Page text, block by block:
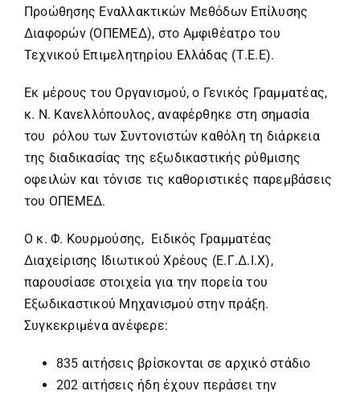
Προώθησης Εναλλακτικών Μεθόδων Επίλυσης
Διαφορών (ΟΠΕΜΕΔ), στο Αμφιθέατρο του
Τεχνικού Επιμελητηρίου Ελλάδας (Τ.Ε.Ε).
Εκ μέρους του Οργανισμού, ο Γενικός Γραμματέας,
κ. Ν. Κανελλόπουλος, αναφέρθηκε στη σημασία
του ρόλου των Συντονιστών καθόλη τη διάρκεια
της διαδικασίας της εξωδικαστικής ρύθμισης
οφειλών και τόνισε τις καθοριστικές παρεμβάσεις
του ΟΠΕΜΕΔ.
Ο κ. Φ. Κουρμούσης, Ειδικός Γραμματέας
Διαχείρισης Ιδιωτικού Χρέους (Ε.Γ.Δ.Ι.Χ),
παρουσίασε στοιχεία για την πορεία του
Εξωδικαστικού Μηχανισμού στην πράξη.
Συγκεκριμένα ανέφερε:
835 αιτήσεις βρίσκονται σε αρχικό στάδιο
202 αιτήσεις ήδη έχουν περάσει την